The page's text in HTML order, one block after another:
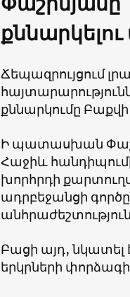
Ճեպազրույցում
քննարկումը
Ի պատասխան
Հաջիև
խորհրդի
ադրբեջանցի
անհրաժեշտություն,
Բացի այդ, նկատել
երկրների